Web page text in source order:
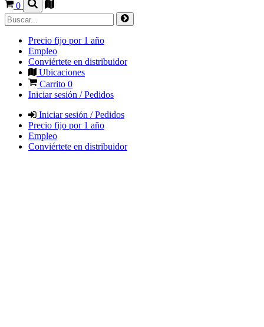
0
Precio fijo por 1 año
Empleo
Conviértete en distribuidor
Ubicaciones
Carrito 0
Iniciar sesión / Pedidos
Iniciar sesión / Pedidos
Precio fijo por 1 año
Empleo
Conviértete en distribuidor